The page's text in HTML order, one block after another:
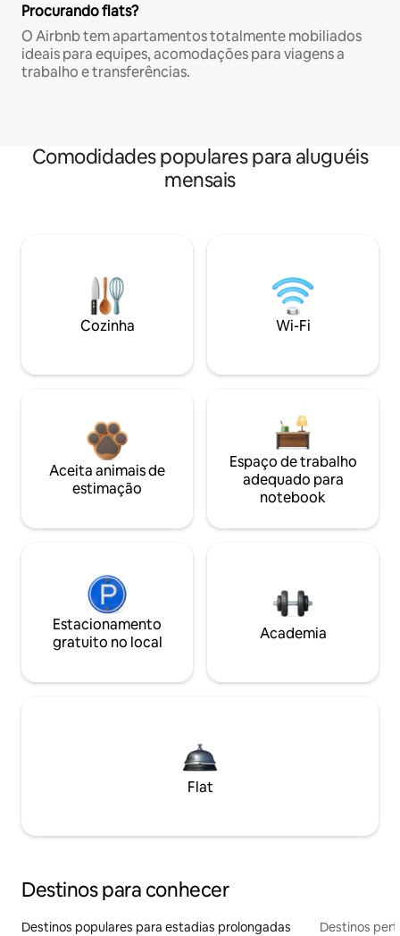
Procurando flats?
O Airbnb tem apartamentos totalmente mobiliados
ideais para equipes, acomodações para viagens a
trabalho e transferências.
Comodidades populares para aluguéis
mensais
Cozinha Wi-Fi
Aceita animais de
estimação
Espaço de trabalho
adequado para
notebook
Estacionamento
gratuito no local
Academia
Flat
Destinos para conhecer
Destinos populares para estadias prolongadas Destinos